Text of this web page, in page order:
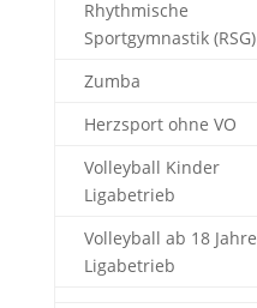
Rhythmische
Sportgymnastik (RSG)
Zumba
Herzsport ohne VO
Volleyball Kinder
Ligabetrieb
Volleyball ab 18 Jahre
Ligabetrieb